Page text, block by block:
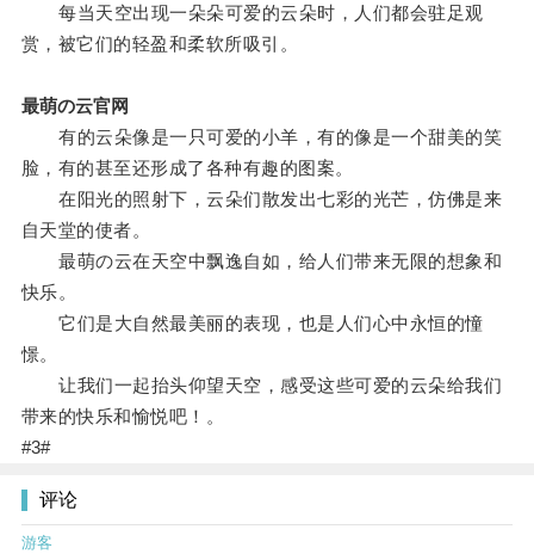
每当天空出现一朵朵可爱的云朵时，人们都会驻足观
赏，被它们的轻盈和柔软所吸引。
最萌の云官网
有的云朵像是一只可爱的小羊，有的像是一个甜美的笑
脸，有的甚至还形成了各种有趣的图案。
在阳光的照射下，云朵们散发出七彩的光芒，仿佛是来
自天堂的使者。
最萌の云在天空中飘逸自如，给人们带来无限的想象和
快乐。
它们是大自然最美丽的表现，也是人们心中永恒的憧
憬。
让我们一起抬头仰望天空，感受这些可爱的云朵给我们
带来的快乐和愉悦吧！。
#3#
评论
游客